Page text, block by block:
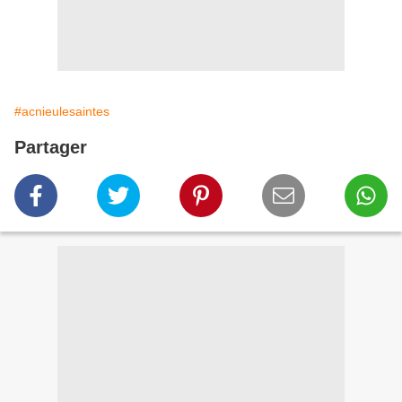
#acnieulesaintes
Partager